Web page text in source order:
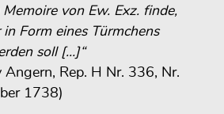
von Ew. Exz. finde,
in Form eines Türmchens
soll […]“
Angern, Rep. H Nr. 336, Nr.
1738)